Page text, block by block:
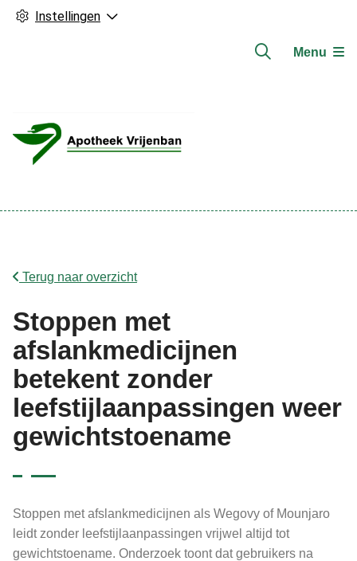
Instellingen
Menu
Terug naar overzicht
Stoppen met
afslankmedicijnen
betekent zonder
leefstijlaanpassingen weer
gewichtstoename
Stoppen met afslankmedicijnen als Wegovy of Mounjaro
leidt zonder leefstijlaanpassingen vrijwel altijd tot
gewichtstoename. Onderzoek toont dat gebruikers na